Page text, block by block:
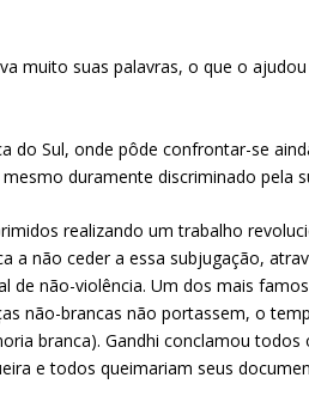
muito suas palavras, o que o
do Sul, onde pôde confrontar-se
duramente discriminado pela
realizando um trabalho
a não ceder a essa subjugação,
de não-violência. Um dos mais
não-brancas não portassem, o
branca). Gandhi conclamou
e todos queimariam seus